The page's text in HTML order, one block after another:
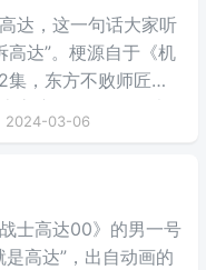
达，这一句话大家听
高达”。梗源自于《机
，东方不败师匠首
2024-03-06
士高达00》的男一号
是高达”，出自动画的